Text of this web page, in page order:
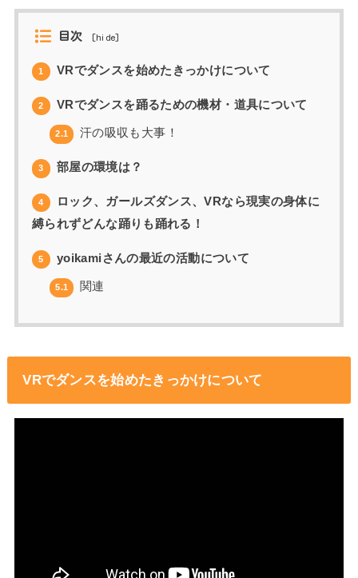
目次 [hide]
1 VRでダンスを始めたきっかけについて
2 VRでダンスを踊るための機材・道具について
2.1 汗の吸収も大事！
3 部屋の環境は？
4
ロック、ガールズダンス、VRなら現実の身体に
縛られずどんな踊りも踊れる！
5 yoikamiさんの最近の活動について
5.1 関連
VRでダンスを始めたきっかけについて